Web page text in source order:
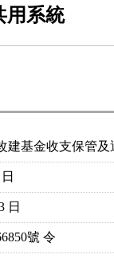
用系統
建基金收支保管及
日
號 令